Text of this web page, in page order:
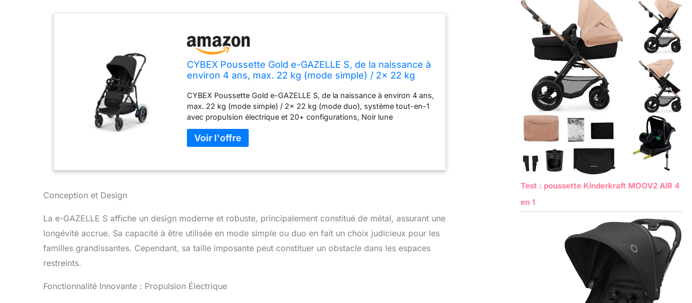
CYBEX Poussette Gold e-GAZELLE S, de la naissance à
environ 4 ans, max. 22 kg (mode simple) / 2x 22 kg
électrique et 20+ configurations, Noir lune
CYBEX Poussette Gold e-GAZELLE S, de la naissance à environ 4 ans,
max. 22 kg (mode simple) / 2x 22 kg (mode duo), système tout-en-1
avec propulsion électrique et 20+ configurations, Noir lune
Conception et Design
La e-GAZELLE S affiche un design moderne et robuste, principalement constitué de métal, assurant une
longévité accrue. Sa capacité à être utilisée en mode simple ou duo en fait un choix judicieux pour les
familles grandissantes. Cependant, sa taille imposante peut constituer un obstacle dans les espaces
restreints.
Fonctionnalité Innovante : Propulsion Électrique
Test : poussette Kinderkraft MOOV2 AIR 4
en 1